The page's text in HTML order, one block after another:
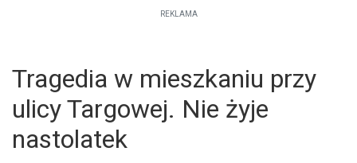
REKLAMA
Tragedia w mieszkaniu przy
ulicy Targowej. Nie żyje
nastolatek